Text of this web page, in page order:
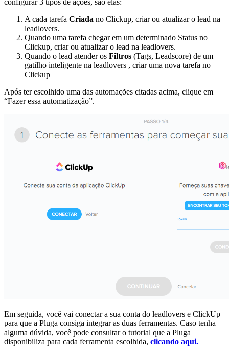
configurar 3 tipos de ações, são elas:
A cada tarefa Criada no Clickup, criar ou atualizar o lead na
leadlovers.
Quando uma tarefa chegar em um determinado Status no
Clickup, criar ou atualizar o lead na leadlovers.
Quando o lead atender os Filtros (Tags, Leadscore) de um
gatilho inteligente na leadlovers , criar uma nova tarefa no
Clickup
Após ter escolhido uma das automações citadas acima, clique em
“Fazer essa automatização”.
Em seguida, você vai conectar a sua conta do leadlovers e ClickUp
para que a Pluga consiga integrar as duas ferramentas. Caso tenha
alguma dúvida, você pode consultar o tutorial que a Pluga
disponibiliza para cada ferramenta escolhida, clicando aqui.